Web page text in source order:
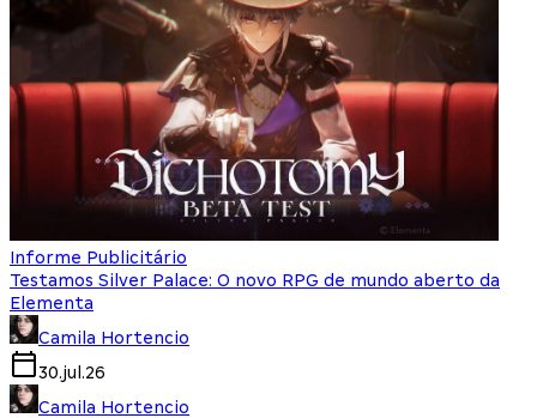
Informe Publicitário
Testamos Silver Palace: O novo RPG de mundo aberto da
Elementa
Camila Hortencio
30.jul.26
Camila Hortencio